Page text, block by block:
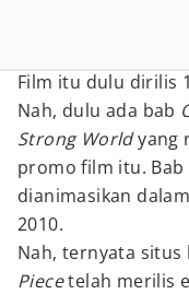
Film itu dulu dirilis
Nah, dulu ada bab
Strong Worldyang
promo film itu.
dianimasikan
2010.
Nah, ternyata situs
Piecetelah merilis